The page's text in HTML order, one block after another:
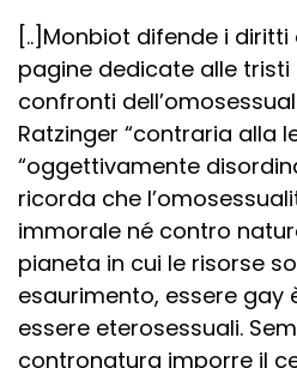
[..]Monbiot difende i
pagine dedicate alle
confronti
Ratzinger “contraria alla
“oggettivamente
ricorda che
immorale né contro
pianeta in cui le risorse
esaurimento, essere gay
essere eterosessuali.
contronatura imporre il